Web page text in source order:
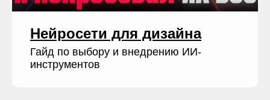
Нейросети для дизайна
Гайд по выбору и внедрению ИИ-
инструментов